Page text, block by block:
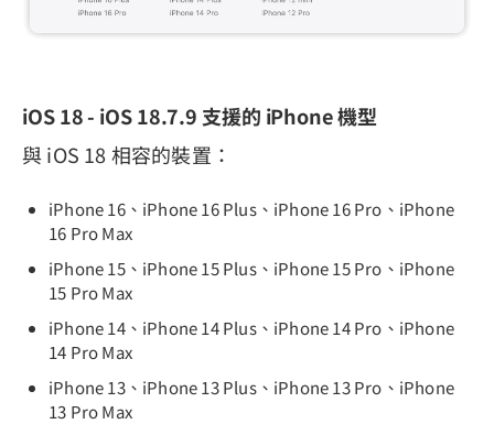
iOS 18 - iOS 18.7.9 支援的 iPhone 機型
與 iOS 18 相容的裝置：
iPhone 16、iPhone 16 Plus、iPhone 16 Pro、iPhone
16 Pro Max
iPhone 15、iPhone 15 Plus、iPhone 15 Pro、iPhone
15 Pro Max
iPhone 14、iPhone 14 Plus、iPhone 14 Pro、iPhone
14 Pro Max
iPhone 13、iPhone 13 Plus、iPhone 13 Pro、iPhone
13 Pro Max